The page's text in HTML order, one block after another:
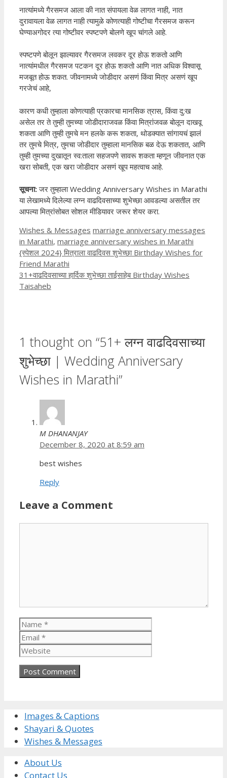
नात्यांमध्ये गैरसमज आला की नात संपायला वेळ लागत नाही, नात
दुरावायला वेळ लागत नाही त्यामुळे कोणत्याही गोष्टीचा गैरसमज करून
घेण्याअगोदर त्या गोष्टीवर स्पष्टपणे बोलणे खूप चांगले आहे.
स्पष्टपणे बोलून झाल्यावर गैरसमज लवकर दूर होऊ शकतो आणि
नात्यांमधील गैरसमज पटकन दूर होऊ शकतो आणि नात अधिक विश्वासू
मजबूत होऊ शकत. जीवनामध्ये जोडीदार असणं किंवा मित्र असणं खूप
गरजेचं आहे,
कारण कधी तुम्हाला कोणत्याही प्रकारचा मानसिक त्रास, किंवा दु:ख
असेल तर ते तुम्ही तुमच्या जोडीदाराजवळ किंवा मित्रांजवळ बोलून दाखवू
शकता आणि तुम्ही तुमचे मन हलके करू शकता, थोडक्यात सांगायचं झालं
तर तुमचे मित्र, तुमचा जोडीदार तुम्हाला मानसिक बळ देऊ शकतात, आणि
तुम्ही तुमच्या दुखातून स्व:ताला सहजपणे सावरू शकता म्हणून जीवनात एक
खरा सोबती, एक खरा जोडीदार असणं खूप महत्वाच आहे.
सूचना:जर तुम्हाला Wedding Anniversary Wishes in Marathi
या लेखामध्ये दिलेल्या लग्न वाढदिवसाच्या शुभेच्छा आवडल्या असतील तर
आपल्या मित्रांसोबत सोशल मीडियावर जरूर शेयर करा.
Categories
Wishes & Messages Tags
marriage anniversary messages
in Marathi, marriage anniversary wishes in Marathi
{स्पेशल 2024} मित्राला वाढदिवस शुभेच्छा Birthday Wishes for
Friend Marathi
31+वाढदिवसाच्या हार्दिक शुभेच्छा ताईसाहेब Birthday Wishes
Taisaheb
1 thought on “51+ लग्न वाढदिवसाच्या
शुभेच्छा | Wedding Anniversary
Wishes in Marathi”
M DHANANJAY
December 8, 2020 at 8:59 am
best wishes
Reply
Leave a Comment
Name
Images & Captions
Shayari & Quotes
Wishes & Messages
About Us
Contact Us